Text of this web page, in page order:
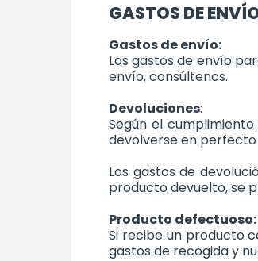
GASTOS DE
Gastos de envío:
Los gastos de envío
envío, consúltenos.
Devoluciones:
Según el
devolverse en perfecto
Los gastos de
producto devuelto, se
Producto defectuoso:
Si recibe un producto
gastos de recogida y